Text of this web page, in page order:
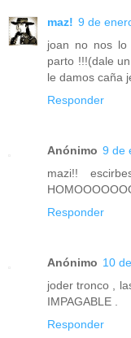
maz! 9 de
joan no nos lo
parto !!!(dale
le damos caña
Responder
Anónimo 9 de
mazi!!
Responder
Anónimo 10
joder tronco ,
IMPAGABLE .
Responder